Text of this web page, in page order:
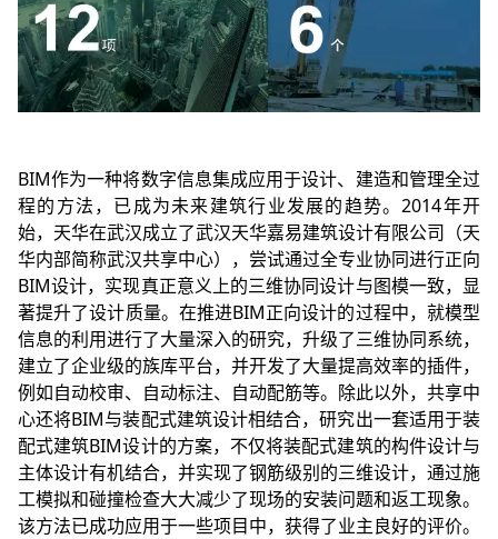
BIM作为一种将数字信息集成应用于设计、建造和管理全过
程的方法，已成为未来建筑行业发展的趋势。2014年开
始，天华在武汉成立了武汉天华嘉易建筑设计有限公司（天
华内部简称武汉共享中心），尝试通过全专业协同进行正向
BIM设计，实现真正意义上的三维协同设计与图模一致，显
著提升了设计质量。在推进BIM正向设计的过程中，就模型
信息的利用进行了大量深入的研究，升级了三维协同系统，
建立了企业级的族库平台，并开发了大量提高效率的插件，
例如自动校审、自动标注、自动配筋等。除此以外，共享中
心还将BIM与装配式建筑设计相结合，研究出一套适用于装
配式建筑BIM设计的方案，不仅将装配式建筑的构件设计与
主体设计有机结合，并实现了钢筋级别的三维设计，通过施
工模拟和碰撞检查大大减少了现场的安装问题和返工现象。
该方法已成功应用于一些项目中，获得了业主良好的评价。